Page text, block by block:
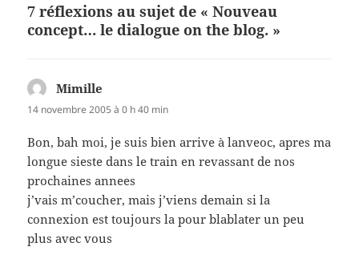
7 réflexions au sujet de « Nouveau
concept… le dialogue on the blog. »
Mimille
14 novembre 2005 à 0 h 40 min
Bon, bah moi, je suis bien arrive à lanveoc, apres ma
longue sieste dans le train en revassant de nos
prochaines annees
j’vais m’coucher, mais j’viens demain si la
connexion est toujours la pour blablater un peu
plus avec vous